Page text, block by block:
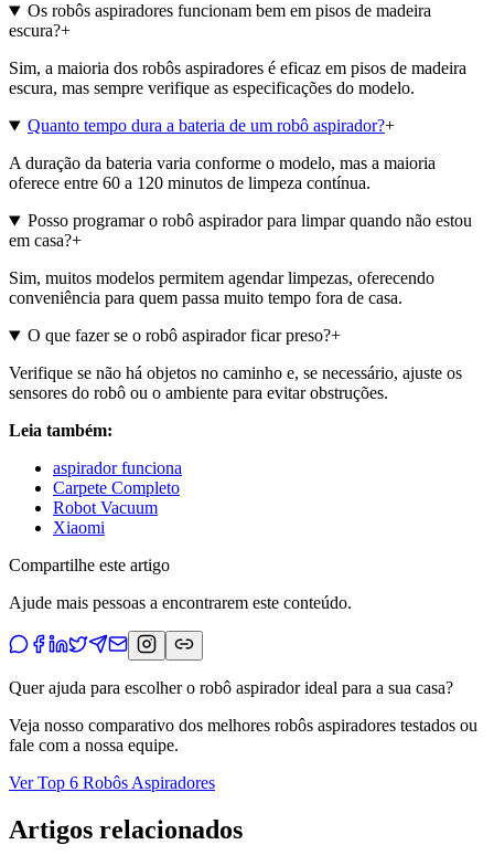
Os robôs aspiradores funcionam bem em pisos de madeira
escura?+
Sim, a maioria dos robôs aspiradores é eficaz em pisos de madeira
escura, mas sempre verifique as especificações do modelo.
Quanto tempo dura a bateria de um robô aspirador?+
A duração da bateria varia conforme o modelo, mas a maioria
oferece entre 60 a 120 minutos de limpeza contínua.
Posso programar o robô aspirador para limpar quando não estou
em casa?+
Sim, muitos modelos permitem agendar limpezas, oferecendo
conveniência para quem passa muito tempo fora de casa.
O que fazer se o robô aspirador ficar preso?+
Verifique se não há objetos no caminho e, se necessário, ajuste os
sensores do robô ou o ambiente para evitar obstruções.
Leia também:
aspirador funciona
Carpete Completo
Robot Vacuum
Xiaomi
Compartilhe este artigo
Ajude mais pessoas a encontrarem este conteúdo.
Quer ajuda para escolher o robô aspirador ideal para a sua casa?
Veja nosso comparativo dos melhores robôs aspiradores testados ou
fale com a nossa equipe.
Ver Top 6 Robôs Aspiradores
Artigos relacionados